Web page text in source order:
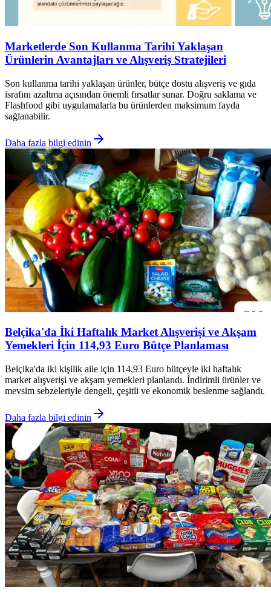
Marketlerde Son Kullanma Tarihi Yaklaşan
Ürünlerin Avantajları ve Alışveriş Stratejileri
Son kullanma tarihi yaklaşan ürünler, bütçe dostu alışveriş ve gıda
israfını azaltma açısından önemli fırsatlar sunar. Doğru saklama ve
Flashfood gibi uygulamalarla bu ürünlerden maksimum fayda
sağlanabilir.
Daha fazla bilgi edinin
Belçika'da İki Haftalık Market Alışverişi ve Akşam
Yemekleri İçin 114,93 Euro Bütçe Planlaması
Belçika'da iki kişilik aile için 114,93 Euro bütçeyle iki haftalık
market alışverişi ve akşam yemekleri planlandı. İndirimli ürünler ve
mevsim sebzeleriyle dengeli, çeşitli ve ekonomik beslenme sağlandı.
Daha fazla bilgi edinin